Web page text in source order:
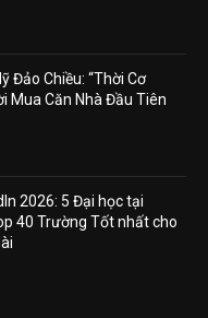
Đảo Chiều: “Thời Cơ
Mua Căn Nhà Đầu Tiên
2026: 5 Đại học tại
40 Trường Tốt nhất cho